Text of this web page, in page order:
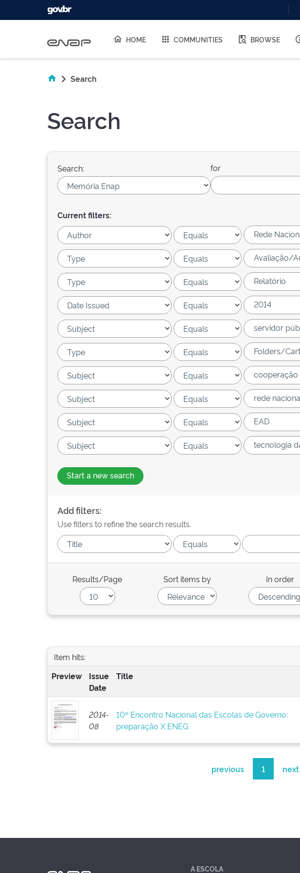
HOME COMMUNITIES BROWSE
Search
Search
Search: for
Current filters:
Start a new search
Add filters:
Use filters to refine the search results.
Results/Page Sort items by In order
Item hits:
Preview
Issue
Date
Title
2014-
08
10º Encontro Nacional das Escolas de Governo:
preparação X ENEG
previous 1 next
A ESCOLA